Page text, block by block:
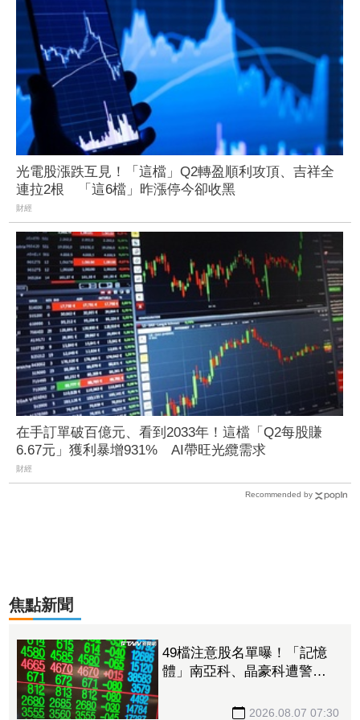
光電股漲跌互見！「這檔」Q2轉盈順利攻頂、吉祥全
連拉2根 「這6檔」昨漲停今卻收黑
財經
在手訂單破百億元、看到2033年！這檔「Q2每股賺
6.67元」獲利暴增931% AI帶旺光纜需求
財經
Recommended by
焦點新聞
49檔注意股名單曝！「記憶
體」南亞科、晶豪科遭警
川湖晉升萬元千金飆太兇
2026.08.07 07:30